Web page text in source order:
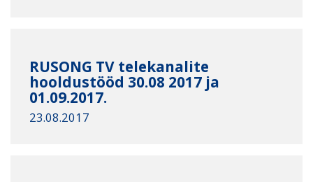
RUSONG TV telekanalite
hooldustööd 30.08 2017 ja
01.09.2017.
23.08.2017